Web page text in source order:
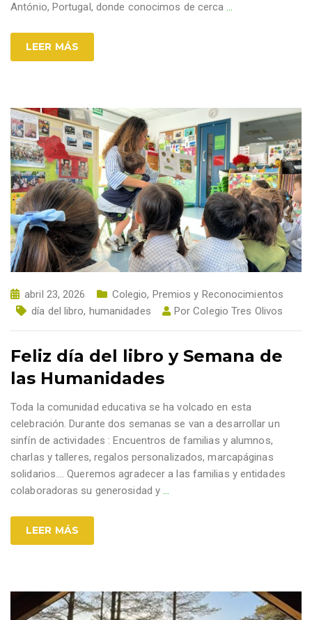
António, Portugal, donde conocimos de cerca…
LEER MÁS
abril 23, 2026 Colegio, Premios y Reconocimientos
día del libro, humanidades PorColegio Tres Olivos
Feliz día del libro y Semana de
las Humanidades
Toda la comunidad educativa se ha volcado en esta
celebración. Durante dos semanas se van a desarrollar un
sinfín de actividades : Encuentros de familias y alumnos,
charlas y talleres, regalos personalizados, marcapáginas
solidarios…. Queremos agradecer a las familias y entidades
colaboradoras su generosidad y…
LEER MÁS